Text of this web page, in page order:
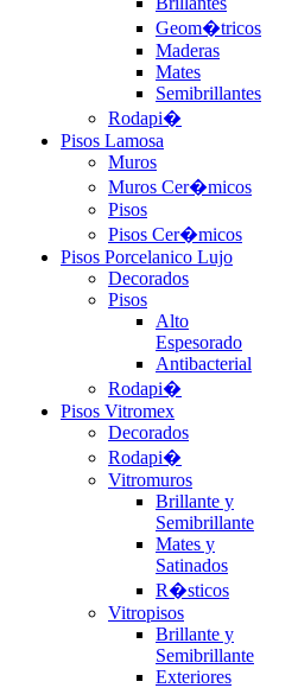
Geom�tricos
Maderas
Mates
Semibrillantes
Rodapi�
Pisos Lamosa
Muros
Muros Cer�micos
Pisos
Pisos Cer�micos
Pisos Porcelanico Lujo
Decorados
Pisos
Alto
Espesorado
Antibacterial
Rodapi�
Pisos Vitromex
Decorados
Rodapi�
Vitromuros
Brillante y
Semibrillante
Mates y
Satinados
R�sticos
Vitropisos
Brillante y
Semibrillante
Exteriores